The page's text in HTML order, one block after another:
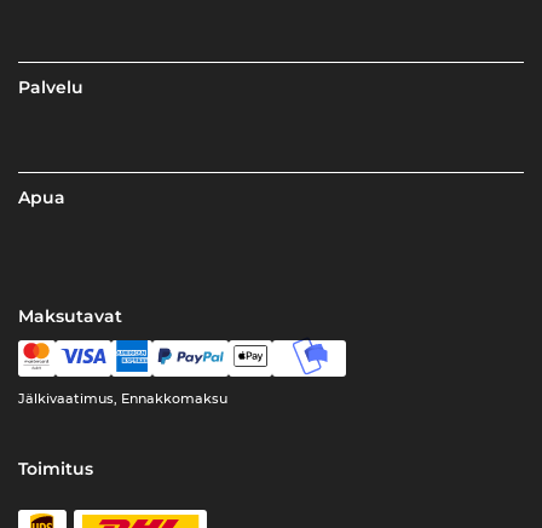
Palvelu
Apua
Maksutavat
Jälkivaatimus, Ennakkomaksu
Toimitus